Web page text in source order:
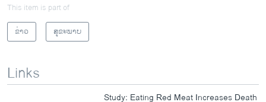
This item is part of
ຂ່າວ
ສຸຂະພາບ
Links
Study: Eating Red Meat Increases Death